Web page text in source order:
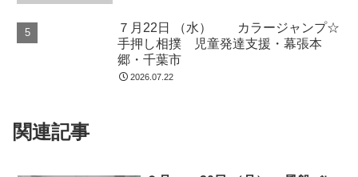
７月22日 （水） カラージャンプ☆
手押し相撲 児童発達支援・幕張本
郷・千葉市
2026.07.22
関連記事